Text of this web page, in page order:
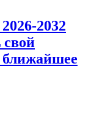
2032
свой